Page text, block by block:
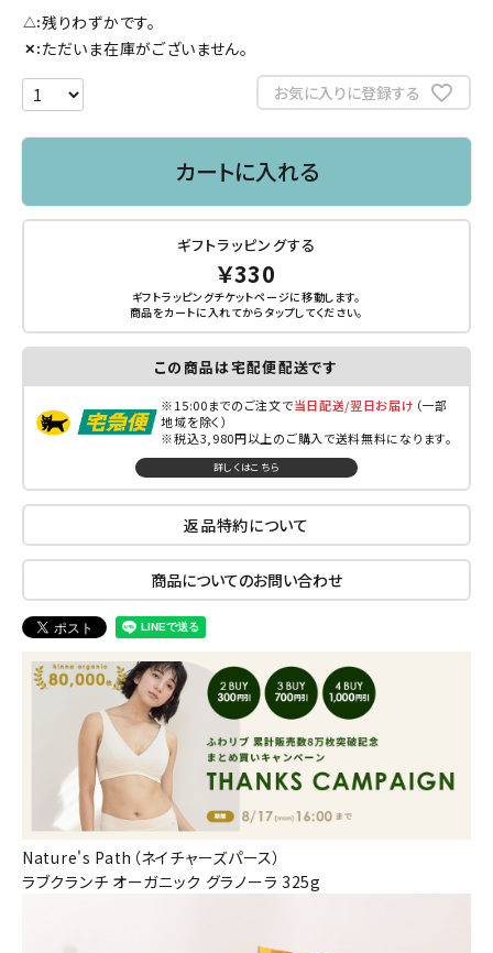
△ 残りわずかです。
✕ ただいま在庫がございません。
お気に入りに登録する
カートに入れる
ギフトラッピングする
￥330
ギフトラッピングチケットページに移動します。
商品をカートに入れてから タップしてください。
この商品は宅配便配送です
※15:00までのご注文で当日配送/翌日お届け （一部
地域を除く）
※税込3,980円以上のご購入で送料無料になります。
詳しくはこちら
返品特約について
商品についてのお問い合わせ
Nature's Path（ネイチャーズパース）
ラブクランチ オーガニック グラノーラ 325g